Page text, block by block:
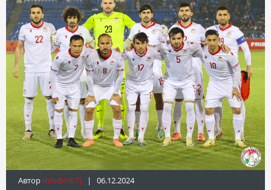
Автор Info@fft.tj | 06.12.2024